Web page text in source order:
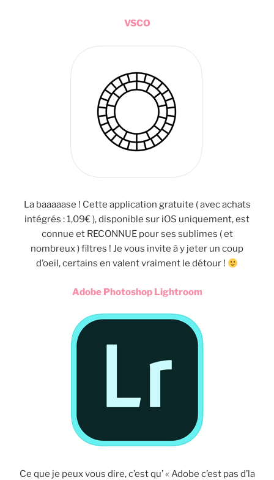
VSCO
La baaaaase ! Cette application gratuite ( avec achats
intégrés : 1,09€ ), disponible sur iOS uniquement, est
connue et RECONNUE pour ses sublimes ( et
nombreux ) filtres ! Je vous invite à y jeter un coup
d’oeil, certains en valent vraiment le détour !
Adobe Photoshop Lightroom
Ce que je peux vous dire, c’est qu’ « Adobe c’est pas d’la